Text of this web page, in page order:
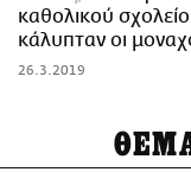
καθολικού
κάλυπταν οι
26.3.2019